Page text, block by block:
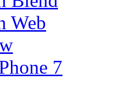
Web
7